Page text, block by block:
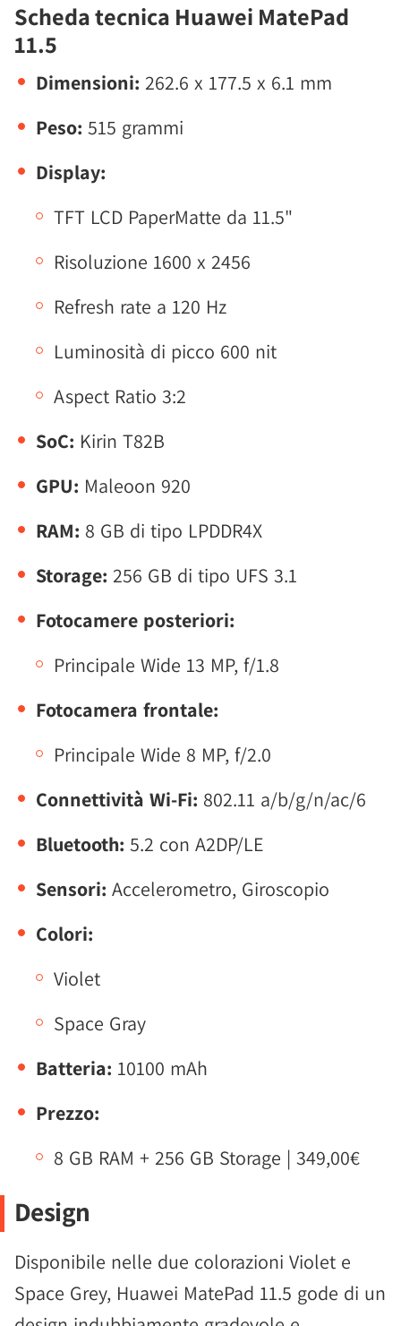
Scheda tecnica Huawei MatePad
11.5
Dimensioni: 262.6 x 177.5 x 6.1 mm
Peso: 515 grammi
Display:
TFT LCD PaperMatte da 11.5"
Risoluzione 1600 x 2456
Refresh rate a 120 Hz
Luminosità di picco 600 nit
Aspect Ratio 3:2
SoC: Kirin T82B
GPU: Maleoon 920
RAM: 8 GB di tipo LPDDR4X
Storage: 256 GB di tipo UFS 3.1
Fotocamere posteriori:
Principale Wide 13 MP, f/1.8
Fotocamera frontale:
Principale Wide 8 MP, f/2.0
Connettività Wi-Fi: 802.11 a/b/g/n/ac/6
Bluetooth: 5.2 con A2DP/LE
Sensori: Accelerometro, Giroscopio
Colori:
Violet
Space Gray
Batteria: 10100 mAh
Prezzo:
8 GB RAM + 256 GB Storage | 349,00€
Design
Disponibile nelle due colorazioni Violet e
Space Grey, Huawei MatePad 11.5 gode di un